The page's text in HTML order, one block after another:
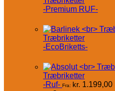
-Premium RUF-
Træbriketter
-EcoBriketts-
Træbriketter
-Ruf- Fra: kr. 1.199,00